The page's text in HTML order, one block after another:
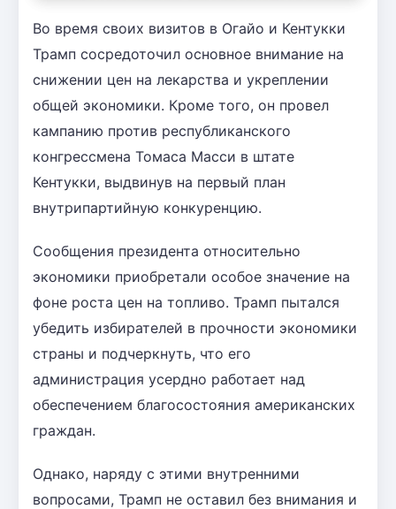
Во время своих визитов в Огайо и Кентукки
Трамп сосредоточил основное внимание на
снижении цен на лекарства и укреплении
общей экономики. Кроме того, он провел
кампанию против республиканского
конгрессмена Томаса Масси в штате
Кентукки, выдвинув на первый план
внутрипартийную конкуренцию.
Сообщения президента относительно
экономики приобретали особое значение на
фоне роста цен на топливо. Трамп пытался
убедить избирателей в прочности экономики
страны и подчеркнуть, что его
администрация усердно работает над
обеспечением благосостояния американских
граждан.
Однако, наряду с этими внутренними
вопросами, Трамп не оставил без внимания и